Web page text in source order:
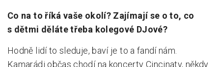
Co na to říká vaše okolí? Zajímají se o to, co
s dětmi děláte třeba kolegové DJové?
Hodně lidí to sleduje, baví je to a fandí nám.
Kamarádi občas chodí na koncerty Cincinaty, někdy